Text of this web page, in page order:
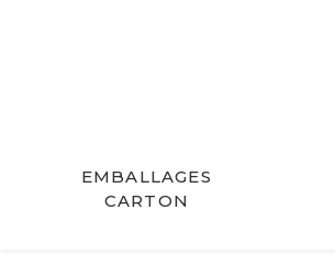
EMBALLAGES
CARTON